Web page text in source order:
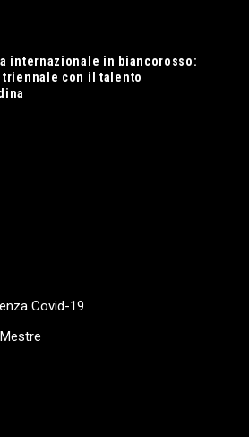
internazionale in biancorosso:
triennale con il talento
Covid-19